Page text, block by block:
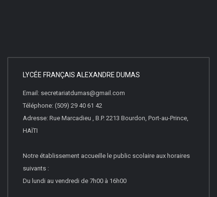
LYCÉE FRANÇAIS ALEXANDRE DUMAS
Email: secretariatdumas@gmail.com
Téléphone: (509) 29 40 61 42
Adresse: Rue Marcadieu , B.P. 2213 Bourdon, Port-au-Prince,
HAÏTI
Notre établissement accueille le public scolaire aux horaires
suivants :
Du lundi au vendredi de 7h00 à 16h00